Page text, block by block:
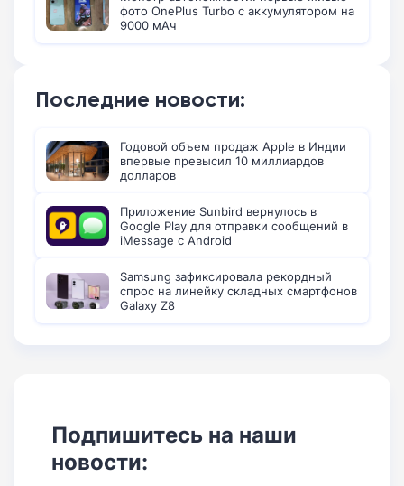
фото OnePlus Turbo с аккумулятором на
9000 мАч
Последние новости:
Годовой объем продаж Apple в Индии
впервые превысил 10 миллиардов
долларов
Приложение Sunbird вернулось в
Google Play для отправки сообщений в
iMessage с Android
Samsung зафиксировала рекордный
спрос на линейку складных смартфонов
Galaxy Z8
Подпишитесь на наши
новости: